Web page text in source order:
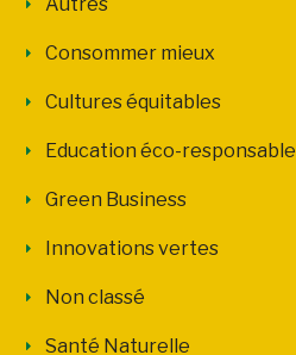
Autres
Consommer mieux
Cultures équitables
Education éco-responsable
Green Business
Innovations vertes
Non classé
Santé Naturelle